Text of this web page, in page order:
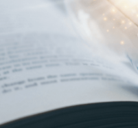
サービス
BtoC向
W2